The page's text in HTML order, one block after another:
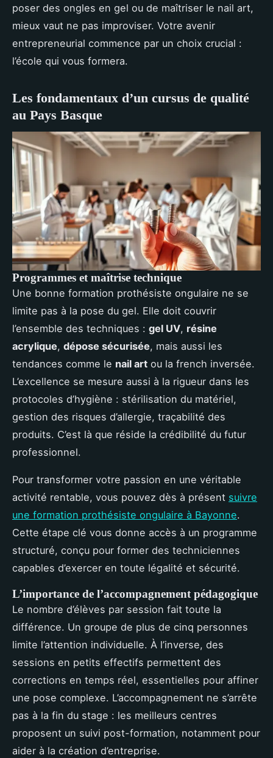
poser des ongles en gel ou de maîtriser le nail art,
mieux vaut ne pas improviser. Votre avenir
entrepreneurial commence par un choix crucial :
l’école qui vous formera.
Les fondamentaux d’un cursus de qualité
au Pays Basque
Programmes et maîtrise technique
Une bonne formation prothésiste ongulaire ne se
limite pas à la pose du gel. Elle doit couvrir
l’ensemble des techniques : gel UV, résine
acrylique, dépose sécurisée, mais aussi les
tendances comme le nail art ou la french inversée.
L’excellence se mesure aussi à la rigueur dans les
protocoles d’hygiène : stérilisation du matériel,
gestion des risques d’allergie, traçabilité des
produits. C’est là que réside la crédibilité du futur
professionnel.
Pour transformer votre passion en une véritable
activité rentable, vous pouvez dès à présent suivre
une formation prothésiste ongulaire à Bayonne.
Cette étape clé vous donne accès à un programme
structuré, conçu pour former des techniciennes
capables d’exercer en toute légalité et sécurité.
L’importance de l’accompagnement pédagogique
Le nombre d’élèves par session fait toute la
différence. Un groupe de plus de cinq personnes
limite l’attention individuelle. À l’inverse, des
sessions en petits effectifs permettent des
corrections en temps réel, essentielles pour affiner
une pose complexe. L’accompagnement ne s’arrête
pas à la fin du stage : les meilleurs centres
proposent un suivi post-formation, notamment pour
aider à la création d’entreprise.